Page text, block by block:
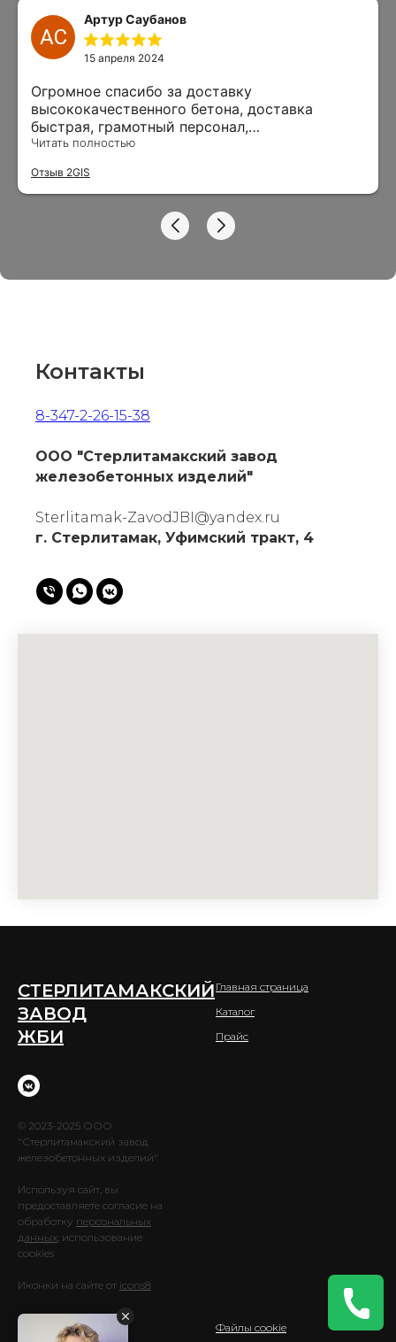
АС
Артур Саубанов
15 апреля 2024
Огромное спасибо за доставку
высококачественного бетона, доставка
быстрая, грамотный персонал,
квалифицированные водители. Буду
Читать полностью
Отзыв 2GIS
Контакты
8-347-2-26-15-38
ООО "Стерлитамакский завод
железобетонных изделий"
Sterlitamak-ZavodJBI@yandex.ru
г. Стерлитамак, Уфимский тракт, 4
СТЕРЛИТАМАКСКИЙ
ЗАВОД
ЖБИ
© 2023-2025 ООО
"Стерлитамакский завод
железобетонных изделий"
Используя сайт, вы
предоставляете согласие на
обработку персональных
данных, использование
cookies
Иконки на сайте от icons8
Главная страница
Каталог
Прайс
Спецтехника Файлы cookie
Позвонить